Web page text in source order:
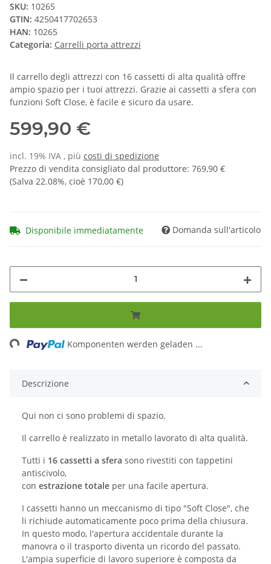
SKU: 10265
GTIN: 4250417702653
HAN: 10265
Categoria: Carrelli porta attrezzi
Il carrello degli attrezzi con 16 cassetti di alta qualità offre
ampio spazio per i tuoi attrezzi. Grazie ai cassetti a sfera con
funzioni Soft Close, è facile e sicuro da usare.
599,90 €
incl. 19% IVA , più costi di spedizione
Prezzo di vendita consigliato dal produttore: 769,90 €
(Salva 22.08%, cioè 170,00 €)
Disponibile immediatamente Domanda sull'articolo
Komponenten werden geladen ...
Descrizione
Qui non ci sono problemi di spazio.
Il carrello è realizzato in metallo lavorato di alta qualità.
Tutti i 16 cassetti a sfera sono rivestiti con tappetini
antiscivolo,
con estrazione totale per una facile apertura.
I cassetti hanno un meccanismo di tipo "Soft Close", che
li richiude automaticamente poco prima della chiusura.
In questo modo, l'apertura accidentale durante la
manovra o il trasporto diventa un ricordo del passato.
L'ampia superficie di lavoro superiore è composta da